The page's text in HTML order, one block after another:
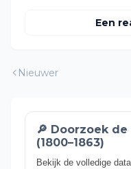
Een
Nieuwer
🔎 Doorzoek
(1800–1863)
Bekijk de volledige